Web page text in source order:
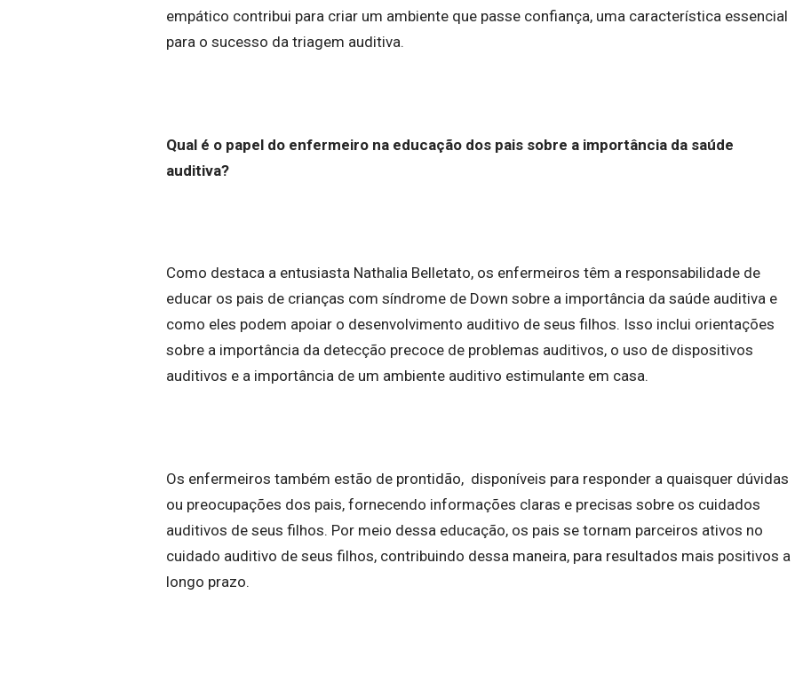
empático contribui para criar um ambiente que passe confiança, uma característica essencial
para o sucesso da triagem auditiva.
Qual é o papel do enfermeiro na educação dos pais sobre a importância da saúde
auditiva?
Como destaca a entusiasta Nathalia Belletato, os enfermeiros têm a responsabilidade de
educar os pais de crianças com síndrome de Down sobre a importância da saúde auditiva e
como eles podem apoiar o desenvolvimento auditivo de seus filhos. Isso inclui orientações
sobre a importância da detecção precoce de problemas auditivos, o uso de dispositivos
auditivos e a importância de um ambiente auditivo estimulante em casa.
Os enfermeiros também estão de prontidão, disponíveis para responder a quaisquer dúvidas
ou preocupações dos pais, fornecendo informações claras e precisas sobre os cuidados
auditivos de seus filhos. Por meio dessa educação, os pais se tornam parceiros ativos no
cuidado auditivo de seus filhos, contribuindo dessa maneira, para resultados mais positivos a
longo prazo.